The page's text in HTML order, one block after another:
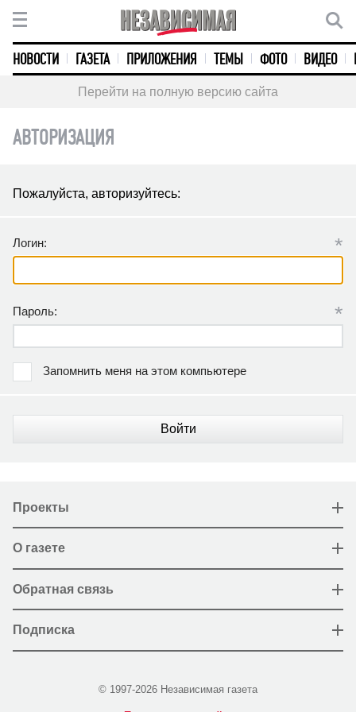
НОВОСТИ ГАЗЕТА ПРИЛОЖЕНИЯ ТЕМЫ ФОТО ВИДЕО
Перейти на полную версию сайта
АВТОРИЗАЦИЯ
Пожалуйста, авторизуйтесь:
Логин: *
Пароль: *
Запомнить меня на этом компьютере
Войти
Проекты
О газете
Обратная связь
Подписка
© 1997-2026 Независимая газета